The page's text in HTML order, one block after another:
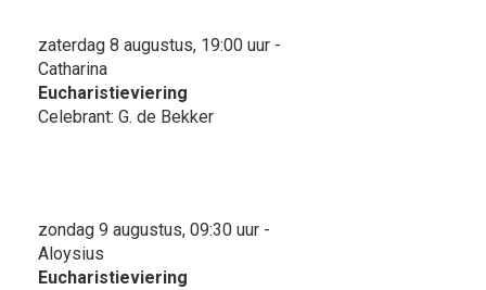
zaterdag 8 augustus, 19:00 uur -
Catharina
Eucharistieviering
Celebrant: G. de Bekker
zondag 9 augustus, 09:30 uur -
Aloysius
Eucharistieviering